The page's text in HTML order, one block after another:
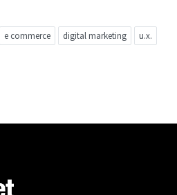
e commerce digital marketing
u.x.